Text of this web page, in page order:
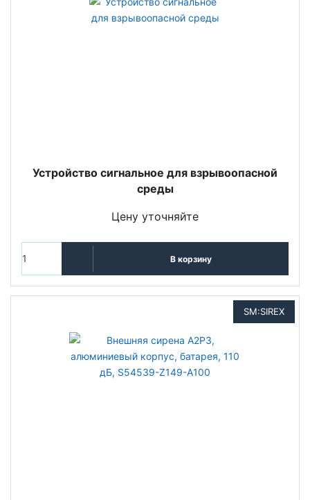
Устройство сигнальное для взрывоопасной
среды
Цену уточняйте
В корзину
SM:SIREX